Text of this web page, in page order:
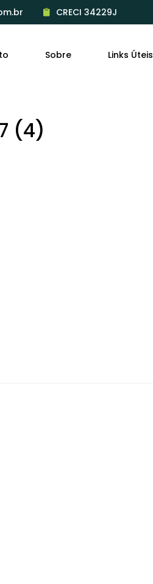
CRECI 34229J
Sobre Links Úteis
(4)